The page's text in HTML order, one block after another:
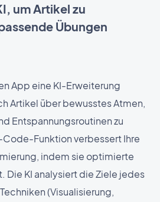
um Artikel zu
Übungen
App eine KI-Erweiterung
Artikel über bewusstes Atmen,
Entspannungsroutinen zu
Funktion verbessert Ihre
indem sie optimierte
Die KI analysiert die Ziele jedes
(Visualisierung,